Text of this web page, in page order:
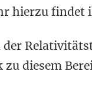
hierzu findet
diesem